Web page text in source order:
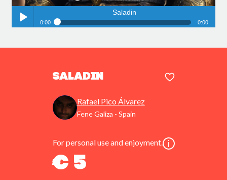
Saladin
Rafael Pico Álvarez
Fene Galiza - Spain
For personal use and enjoyment.
€ 5
Saladin
0:00 0:00